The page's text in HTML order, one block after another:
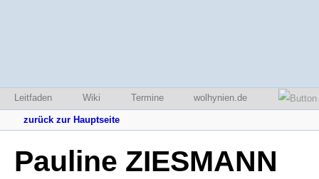
Leitfaden Wiki Termine wolhynien.de
zurück zur Hauptseite
Pauline ZIESMANN